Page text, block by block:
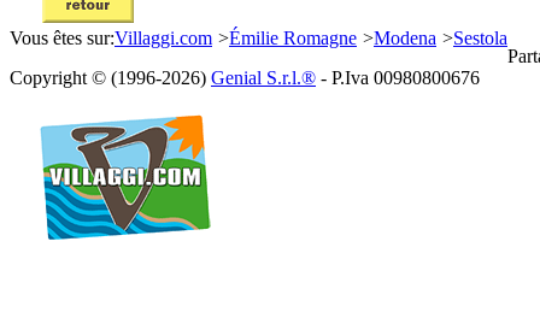
Vous êtes sur:Villaggi.com >Émilie Romagne >Modena >Sestola
Copyright © (1996-2026) Genial S.r.l.® - P.Iva 00980800676